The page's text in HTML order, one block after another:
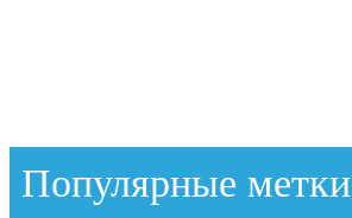
Популярные метки